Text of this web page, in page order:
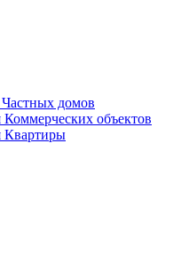
домов
объектов
Квартиры